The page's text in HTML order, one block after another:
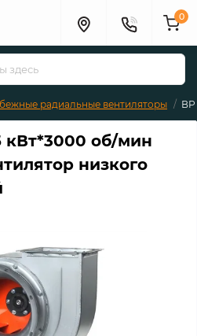
0
радиальные вентиляторы ВР
кВт*3000 об/мин
низкого